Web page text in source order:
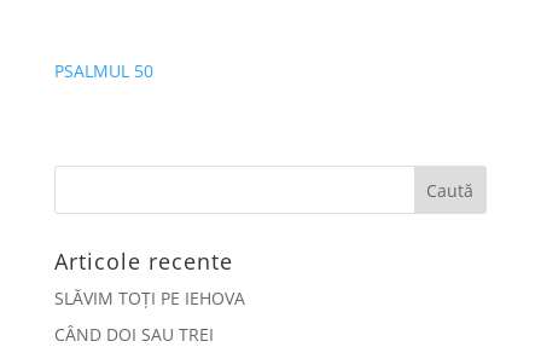
PSALMUL 50
Articole recente
SLĂVIM TOȚI PE IEHOVA
CÂND DOI SAU TREI